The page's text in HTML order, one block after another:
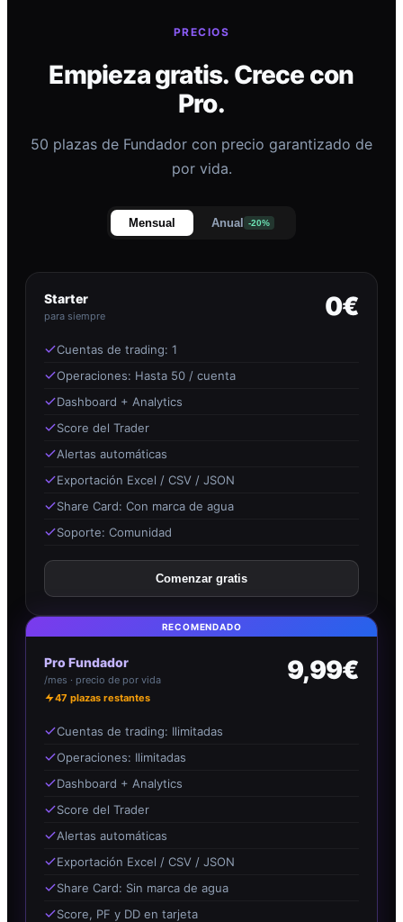
PRECIOS
Empieza gratis. Crece con
Pro.
50 plazas de Fundador con precio garantizado de
por vida.
Mensual Anual -20%
Starter
para siempre 0€
Cuentas de trading: 1
Operaciones: Hasta 50 / cuenta
Dashboard + Analytics
Score del Trader
Alertas automáticas
Exportación Excel / CSV / JSON
Share Card: Con marca de agua
Soporte: Comunidad
Comenzar gratis
RECOMENDADO
Pro Fundador
/mes · precio de por vida
47 plazas restantes
9,99€
Cuentas de trading: Ilimitadas
Operaciones: Ilimitadas
Dashboard + Analytics
Score del Trader
Alertas automáticas
Exportación Excel / CSV / JSON
Share Card: Sin marca de agua
Score, PF y DD en tarjeta